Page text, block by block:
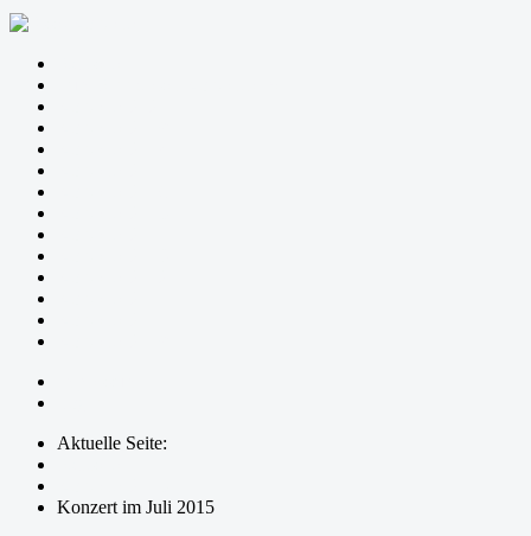
Aktuelle Seite:
Konzert im Juli 2015